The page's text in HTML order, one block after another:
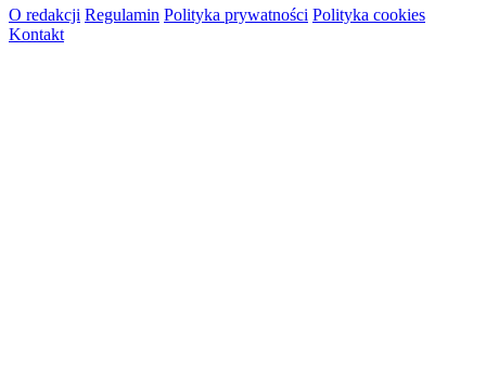
O redakcji Regulamin Polityka prywatności Polityka cookies
Kontakt